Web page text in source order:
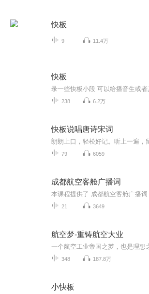
快板
9 11.4万
快板
录一些快板小段 可以给播音生或
238 6.2万
快板说唱唐诗宋词
朗朗上口，轻松好记。听上一遍，
79 6059
成都航空客舱广播词
21 3649
航空梦-重铸航空大业
348 187.8万
小快板